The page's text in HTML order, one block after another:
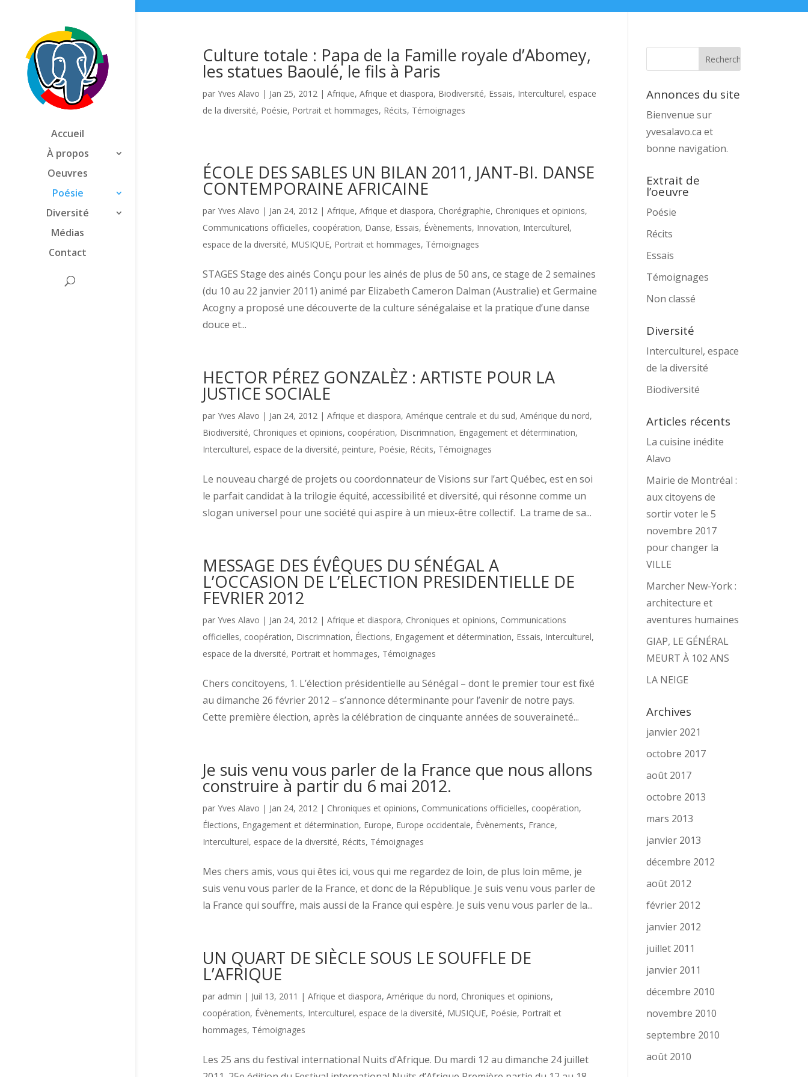
Accueil
À propos
Oeuvres
Poésie
Diversité
Médias
Contact
Culture totale : Papa de la Famille royale d’Abomey,
les statues Baoulé, le fils à Paris
par Yves Alavo | Jan 25, 2012| Afrique, Afrique et diaspora, Biodiversité, Essais, Interculturel, espace
de la diversité, Poésie, Portrait et hommages, Récits, Témoignages
ÉCOLE DES SABLES UN BILAN 2011, JANT-BI. DANSE
CONTEMPORAINE AFRICAINE
par Yves Alavo | Jan 24, 2012| Afrique, Afrique et diaspora, Chorégraphie, Chroniques et opinions,
Communications officielles, coopération, Danse, Essais, Évènements, Innovation, Interculturel,
espace de la diversité, MUSIQUE, Portrait et hommages, Témoignages
STAGES Stage des ainés Conçu pour les ainés de plus de 50 ans, ce stage de 2 semaines
(du 10 au 22 janvier 2011) animé par Elizabeth Cameron Dalman (Australie) et Germaine
Acogny a proposé une découverte de la culture sénégalaise et la pratique d’une danse
douce et...
HECTOR PÉREZ GONZALÈZ : ARTISTE POUR LA
JUSTICE SOCIALE
par Yves Alavo | Jan 24, 2012| Afrique et diaspora, Amérique centrale et du sud, Amérique du nord,
Biodiversité, Chroniques et opinions, coopération, Discrimnation, Engagement et détermination,
Interculturel, espace de la diversité, peinture, Poésie, Récits, Témoignages
Le nouveau chargé de projets ou coordonnateur de Visions sur l’art Québec, est en soi
le parfait candidat à la trilogie équité, accessibilité et diversité, qui résonne comme un
slogan universel pour une société qui aspire à un mieux-être collectif. La trame de sa...
MESSAGE DES ÉVÊQUES DU SÉNÉGAL A
L’OCCASION DE L’ELECTION PRESIDENTIELLE DE
FEVRIER 2012
par Yves Alavo | Jan 24, 2012| Afrique et diaspora, Chroniques et opinions, Communications
officielles, coopération, Discrimnation, Élections, Engagement et détermination, Essais, Interculturel,
espace de la diversité, Portrait et hommages, Témoignages
Chers concitoyens, 1. L’élection présidentielle au Sénégal – dont le premier tour est fixé
au dimanche 26 février 2012 – s’annonce déterminante pour l’avenir de notre pays.
Cette première élection, après la célébration de cinquante années de souveraineté...
Je suis venu vous parler de la France que nous allons
construire à partir du 6 mai 2012.
par Yves Alavo | Jan 24, 2012| Chroniques et opinions, Communications officielles, coopération,
Élections, Engagement et détermination, Europe, Europe occidentale, Évènements, France,
Interculturel, espace de la diversité, Récits, Témoignages
Mes chers amis, vous qui êtes ici, vous qui me regardez de loin, de plus loin même, je
suis venu vous parler de la France, et donc de la République. Je suis venu vous parler de
la France qui souffre, mais aussi de la France qui espère. Je suis venu vous parler de la...
UN QUART DE SIÈCLE SOUS LE SOUFFLE DE
L’AFRIQUE
par admin | Juil 13, 2011 | Afrique et diaspora, Amérique du nord, Chroniques et opinions,
coopération, Évènements, Interculturel, espace de la diversité, MUSIQUE, Poésie, Portrait et
hommages, Témoignages
Les 25 ans du festival international Nuits d’Afrique. Du mardi 12 au dimanche 24 juillet
Annonces du site
Bienvenue sur
yvesalavo.ca et
bonne navigation.
Extrait de
l’oeuvre
Poésie
Récits
Essais
Témoignages
Non classé
Diversité
Interculturel, espace
de la diversité
Biodiversité
Articles récents
La cuisine inédite
Alavo
Mairie de Montréal :
aux citoyens de
sortir voter le 5
novembre 2017
pour changer la
VILLE
Marcher New-York :
architecture et
aventures humaines
GIAP, LE GÉNÉRAL
MEURT À 102 ANS
LA NEIGE
Archives
janvier 2021
octobre 2017
août 2017
octobre 2013
mars 2013
janvier 2013
décembre 2012
août 2012
février 2012
janvier 2012
juillet 2011
janvier 2011
décembre 2010
novembre 2010
septembre 2010
août 2010